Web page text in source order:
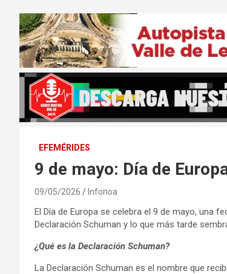
EFEMÉRIDES
9 de mayo: Día de
09/05/2026 Infonoa
El Día de Europa se celebra el 9 de mayo, una
Declaración Schuman y lo que más tarde
¿Qué es la Declaración Schuman?
La Declaración Schuman es el nombre que